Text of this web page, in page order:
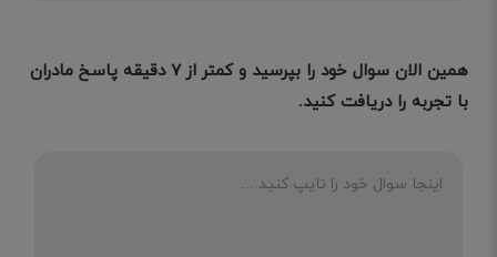
همین الان سوال خود را بپرسید و کمتر از ۷ دقیقه پاسخ مادران
با تجربه را دریافت کنید.